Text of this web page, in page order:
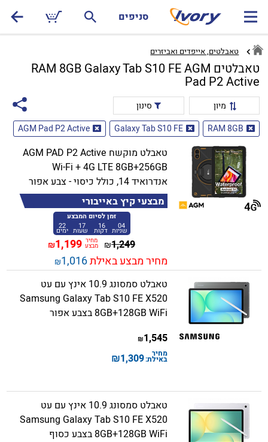
סניפים
טאבלטים, אייפדים ואביזרים
טאבלטים RAM 8GB Galaxy Tab S10 FE AGM
Pad P2 Active
מיון
סינון
RAM 8GB
Galaxy Tab S10 FE
AGM Pad P2 Active
טאבלט מוקשח AGM PAD P2 Active
Wi-Fi + 4G LTE 8GB+256GB
אנדרואיד 14, כולל כיסוי - צבע אפור
מבצעי קיץ באייבורי
זמן לסיום המבצע
04
שניות 16
דקות 17
שעות 22
ימים
1,249
₪ מחיר
מבצע 1,199
₪
מחיר מבצע באילת1,016
₪
טאבלט סמסונג 10.9 אינץ עם עט
Samsung Galaxy Tab S10 FE X520
8GB+128GB WiFi בצבע אפור
1,545
₪
מחיר
באילת:1,309
₪
טאבלט סמסונג 10.9 אינץ עם עט
Samsung Galaxy Tab S10 FE X520
8GB+128GB WiFi בצבע כסוף